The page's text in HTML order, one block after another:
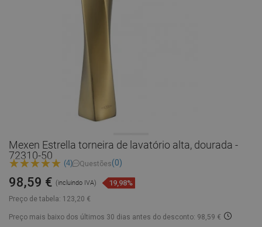
Mexen Estrella torneira de lavatório alta, dourada -
72310-50
(4) Questões(0)
Preço de tabela: 123,20 €
98,59 € (incluindo IVA) 19,98%
Preço mais baixo dos últimos 30 dias antes do desconto: 98,59 €